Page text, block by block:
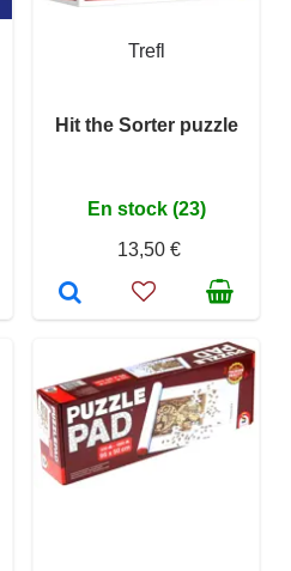
Trefl
Hit the Sorter puzzle
En stock (23)
13,50 €